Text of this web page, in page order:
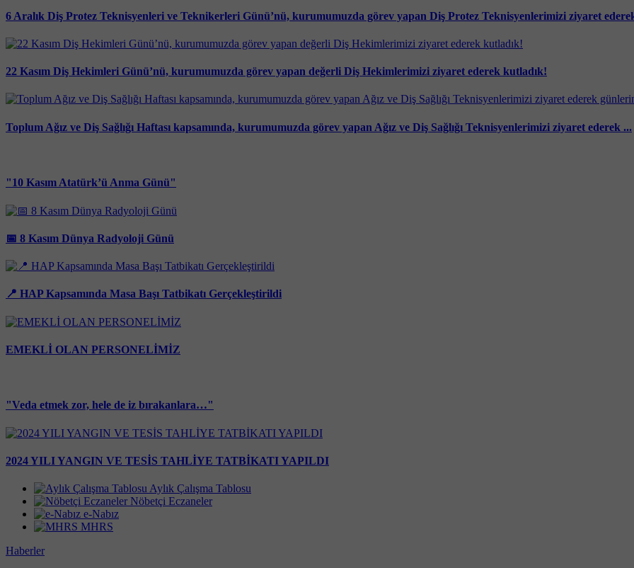
6 Aralık Diş Protez Teknisyenleri ve Teknikerleri Günü’nü, kurumumuzda görev yapan Diş Protez Teknisyenlerimizi ziyaret
22 Kasım Diş Hekimleri Günü’nü, kurumumuzda görev yapan değerli Diş Hekimlerimizi ziyaret ederek kutladık!
Toplum Ağız ve Diş Sağlığı Haftası kapsamında, kurumumuzda görev yapan Ağız ve Diş Sağlığı Teknisyenlerimizi ziyaret ederek ...
"10 Kasım Atatürk’ü Anma Günü"
📅 8 Kasım Dünya Radyoloji Günü
📍 HAP Kapsamında Masa Başı Tatbikatı Gerçekleştirildi
EMEKLİ OLAN PERSONELİMİZ
"Veda etmek zor, hele de iz bırakanlara…"
2024 YILI YANGIN VE TESİS TAHLİYE TATBİKATI YAPILDI
Aylık Çalışma Tablosu
Nöbetçi Eczaneler
e-Nabız
MHRS
Haberler